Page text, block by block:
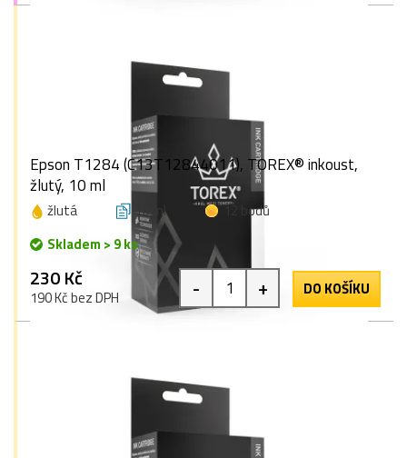
Epson T1284 (C13T12844011), TOREX® inkoust,
žlutý, 10 ml
žlutá 10 ml
12 bodů
Skladem > 9 ks
230 Kč
190 Kč bez DPH - + DO KOŠÍKU